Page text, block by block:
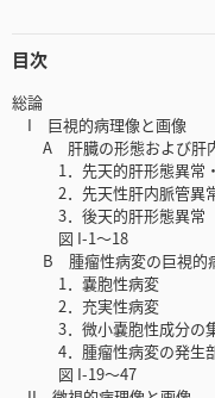
目次
総論
I 巨視的病理像と画像
A 肝臓の形態および肝内
1．先天的肝形態異常
2．先天性肝内脈管異
3．後天的肝形態異常
図 I-1～18
B 腫瘤性病変の巨視的
1．嚢胞性病変
2．充実性病変
3．微小嚢胞性成分の
4．腫瘤性病変の発生
図 I-19～47